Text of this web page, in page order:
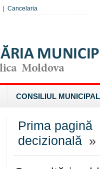
Cancelaria
CONSILIUL MUNICIPAL
Prima pagină
decizională »